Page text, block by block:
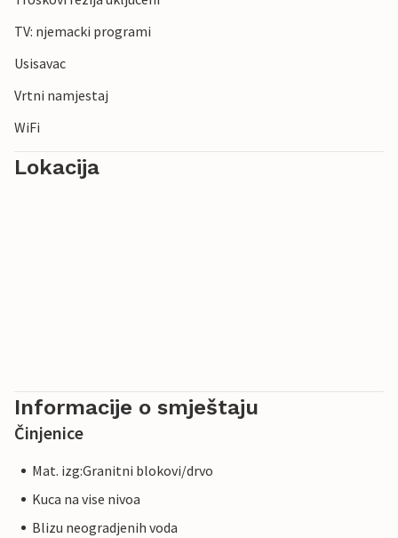
TV: njemacki programi
Usisavac
Vrtni namjestaj
WiFi
Lokacija
Informacije o smještaju
Činjenice
Mat. izg:Granitni blokovi/drvo
Kuca na vise nivoa
Blizu neogradjenih voda